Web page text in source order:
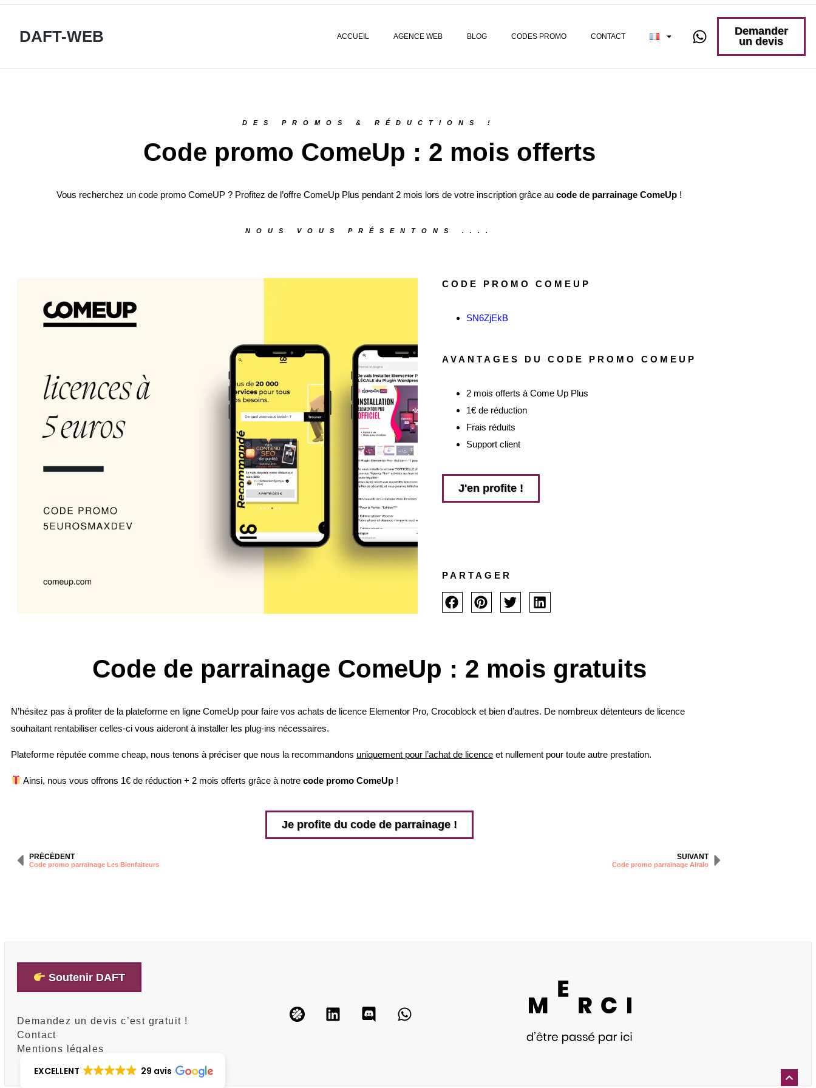
DAFT-WEB ACCUEIL AGENCE WEB BLOG CODES PROMO CONTACT
Demander
un devis
DES PROMOS & RÉDUCTIONS !
Code promo ComeUp : 2 mois offerts
Vous recherchez un code promo ComeUP ? Profitez de l’offre ComeUp Plus pendant 2 mois lors de votre inscription grâce au code de parrainage ComeUp !
NOUS VOUS PRÉSENTONS ....
CODE PROMO COMEUP
SN6ZjEkB
AVANTAGES DU CODE PROMO COMEUP
2 mois offerts à Come Up Plus
1€ de réduction
Frais réduits
Support client
J'en profite !
PARTAGER
Code de parrainage ComeUp : 2 mois gratuits
N’hésitez pas à profiter de la plateforme en ligne ComeUp pour faire vos achats de licence Elementor Pro, Crocoblock et bien d’autres. De nombreux détenteurs de licence
souhaitant rentabiliser celles-ci vous aideront à installer les plug-ins nécessaires.
Plateforme réputée comme cheap, nous tenons à préciser que nous la recommandons uniquement pour l’achat de licence et nullement pour toute autre prestation.
Ainsi, nous vous offrons 1€ de réduction + 2 mois offerts grâce à notrecode promo ComeUp !
Je profite du code de parrainage !
PRÉCÉDENT
Code promo parrainage Les Bienfaiteurs
SUIVANT
Code promo parrainage Airalo
EXCELLENT 29 avis
Soutenir DAFT
Demandez un devis c’est gratuit !
Contact
Mentions légales